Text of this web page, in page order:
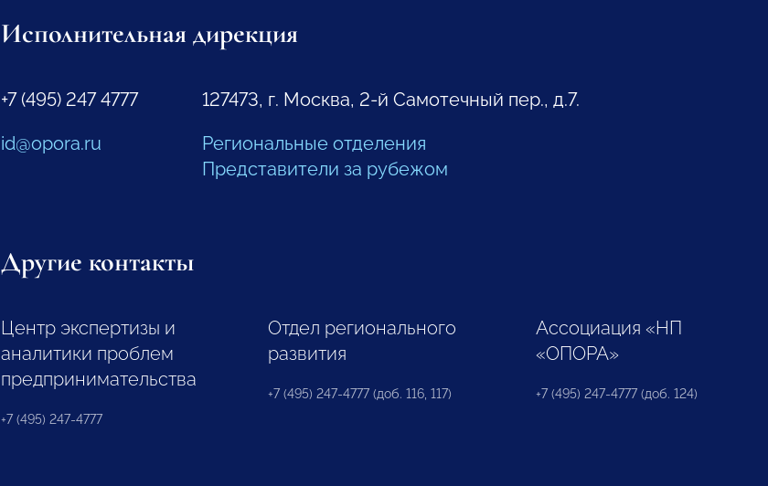
Исполнительная дирекция
+7 (495) 247 4777
id@opora.ru
127473, г. Москва, 2-й Самотечный пер., д.7.
Региональные отделения
Представители за рубежом
Другие контакты
Центр экспертизы и
аналитики проблем
предпринимательства
+7 (495) 247-4777
Отдел регионального
развития
+7 (495) 247-4777 (доб. 116, 117)
Ассоциация «НП
«ОПОРА»
+7 (495) 247-4777 (доб. 124)